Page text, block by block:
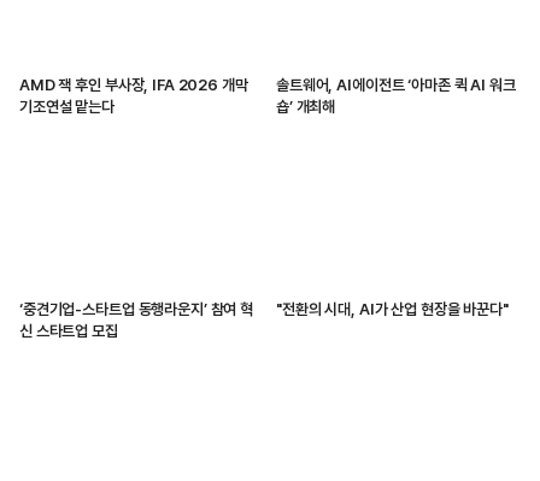
AMD 잭 후인 부사장, IFA 2026 개막
기조연설 맡는다
솔트웨어, AI에이전트 ‘아마존 퀵 AI 워크
숍’ 개최해
‘중견기업-스타트업 동행라운지’ 참여 혁
신 스타트업 모집
"전환의 시대, AI가 산업 현장을 바꾼다"